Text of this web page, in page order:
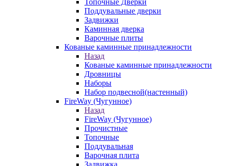
Топочные Дверки
Поддувальные дверки
Задвижки
Каминная дверка
Варочные плиты
Кованые каминные принадлежности
Назад
Кованые каминные принадлежности
Дровницы
Наборы
Набор подвесной(настенный)
FireWay (Чугунное)
Назад
FireWay (Чугунное)
Прочистные
Топочные
Поддувальная
Варочная плита
Задвижка